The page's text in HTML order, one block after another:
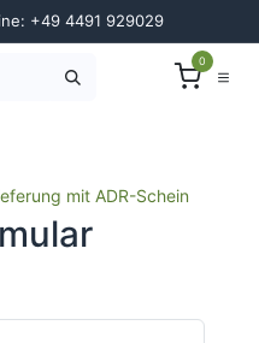
+49 4491 929029
0
mit ADR-Schein